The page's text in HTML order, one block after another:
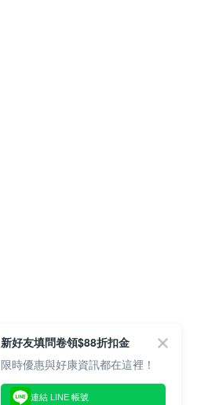
新好友填問卷領$88折扣金
限時優惠與好康資訊都在這裡！
連結 LINE 帳號